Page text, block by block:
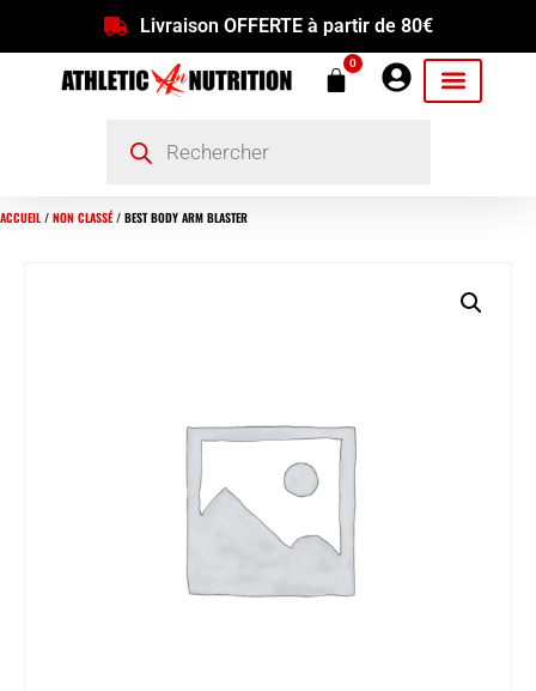
Livraison OFFERTE à partir de 80€
0
ACCUEIL/ NON CLASSÉ/ BEST BODY ARM BLASTER